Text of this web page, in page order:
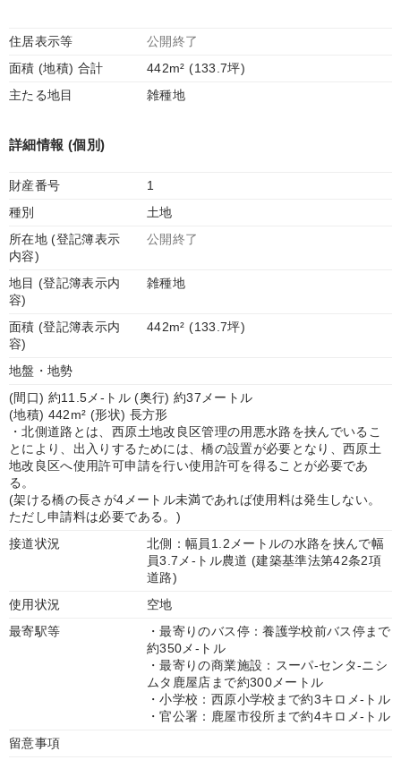
住居表示等
公開終了
面積 (地積) 合計
442m² (133.7坪)
主たる地目
雑種地
詳細情報 (個別)
財産番号
1
種別
土地
所在地 (登記簿表示
内容)
公開終了
地目 (登記簿表示内
容)
雑種地
面積 (登記簿表示内
容)
442m² (133.7坪)
地盤・地勢
(間口) 約11.5メ-トル (奥行) 約37メートル
(地積) 442m² (形状) 長方形
・北側道路とは、西原土地改良区管理の用悪水路を挟んでいるこ
とにより、出入りするためには、橋の設置が必要となり、西原土
地改良区へ使用許可申請を行い使用許可を得ることが必要であ
る。
(架ける橋の長さが4メートル未満であれば使用料は発生しない。
ただし申請料は必要である。)
接道状況
北側：幅員1.2メートルの水路を挟んで幅
員3.7メ-トル農道 (建築基準法第42条2項
道路)
使用状況
空地
最寄駅等
・最寄りのバス停：養護学校前バス停まで
約350メ-トル
・最寄りの商業施設：スーパ-センタ-ニシ
ムタ鹿屋店まで約300メートル
・小学校：西原小学校まで約3キロメ-トル
・官公署：鹿屋市役所まで約4キロメ-トル
留意事項